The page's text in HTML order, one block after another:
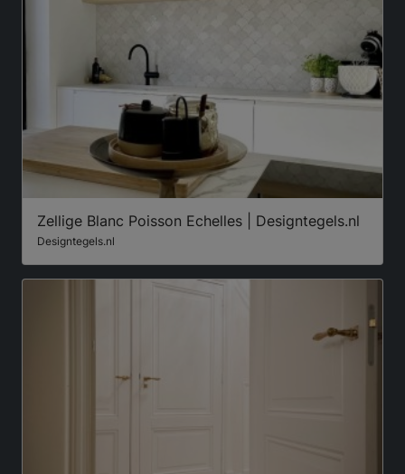
Zellige Blanc Poisson Echelles | Designtegels.nl
Designtegels.nl